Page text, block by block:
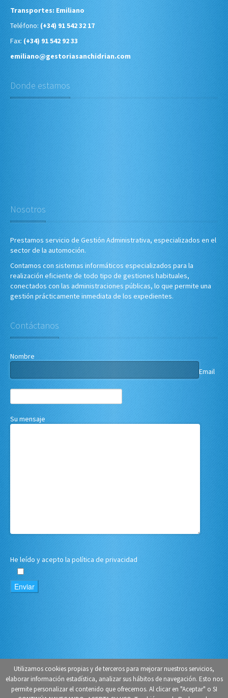
Transportes: Emiliano
Teléfono: (+34) 91 542 32 17
Fax: (+34) 91 542 92 33
emiliano@gestoriasanchidrian.com
Donde estamos
Nosotros
Prestamos servicio de Gestión Administrativa, especializados en el
sector de la automoción.
Contamos con sistemas informáticos especializados para la
realización eficiente de todo tipo de gestiones habituales,
conectados con las administraciones públicas, lo que permite una
gestión prácticamente inmediata de los expedientes.
Contáctanos
Nombre
Email
Su mensaje
He leído y acepto la política de privacidad
Copyright © Gestoría Sanchidrian 2018. Diseño páginas web Madrid.
Aviso Legal
Utilizamos cookies propias y de terceros para mejorar nuestros servicios,
elaborar información estadística, analizar sus hábitos de navegación. Esto nos
permite personalizar el contenido que ofrecemos. Al clicar en "Aceptar" o SI